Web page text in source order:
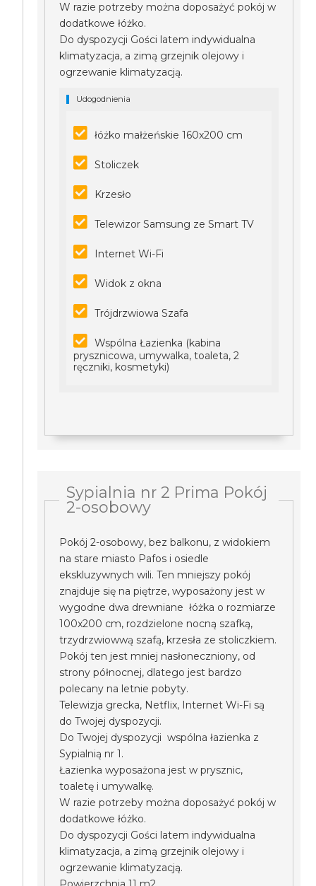
W razie potrzeby można doposażyć pokój w
dodatkowe łóżko.
Do dyspozycji Gości latem indywidualna
klimatyzacja, a zimą grzejnik olejowy i
ogrzewanie klimatyzacją.
Udogodnienia
łóżko małżeńskie 160x200 cm
Stoliczek
Krzesło
Telewizor Samsung ze Smart TV
Internet Wi-Fi
Widok z okna
Trójdrzwiowa Szafa
Wspólna Łazienka (kabina
prysznicowa, umywalka, toaleta, 2
ręczniki, kosmetyki)
Sypialnia nr 2 Prima Pokój
2-osobowy
Pokój 2-osobowy, bez balkonu, z widokiem
na stare miasto Pafos i osiedle
ekskluzywnych wili. Ten mniejszy pokój
znajduje się na piętrze, wyposażony jest w
wygodne dwa drewniane łóżka o rozmiarze
100x200 cm, rozdzielone nocną szafką,
trzydrzwiowwą szafą, krzesła ze stoliczkiem.
Pokój ten jest mniej nasłoneczniony, od
strony północnej, dlatego jest bardzo
polecany na letnie pobyty.
Telewizja grecka, Netflix, Internet Wi-Fi są
do Twojej dyspozycji.
Do Twojej dyspozycji wspólna łazienka z
Sypialnią nr 1.
Łazienka wyposażona jest w prysznic,
toaletę i umywalkę.
W razie potrzeby można doposażyć pokój w
dodatkowe łóżko.
Do dyspozycji Gości latem indywidualna
klimatyzacja, a zimą grzejnik olejowy i
ogrzewanie klimatyzacją.